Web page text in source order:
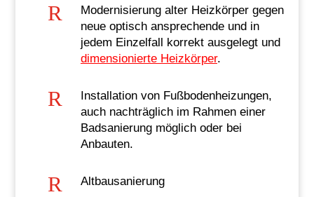
R
Modernisierung alter Heizkörper gegen
neue optisch ansprechende und in
jedem Einzelfall korrekt ausgelegt und
dimensionierte Heizkörper.
R
Installation von Fußbodenheizungen,
auch nachträglich im Rahmen einer
Badsanierung möglich oder bei
Anbauten.
R Altbausanierung